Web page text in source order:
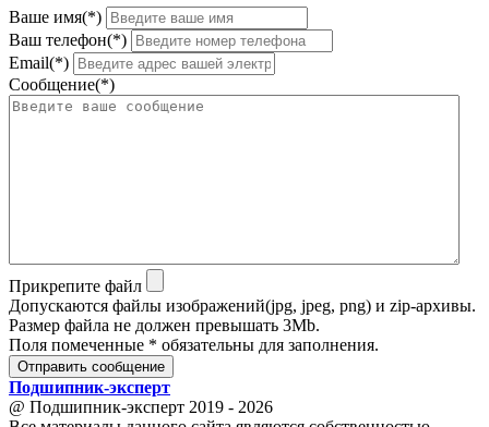
Ваше имя(*)
Ваш телефон(*)
Email(*)
Сообщение(*)
Прикрепите файл
Допускаются файлы изображений(jpg, jpeg, png) и zip-архивы.
Размер файла не должен превышать 3Mb.
Поля помеченные * обязательны для заполнения.
Отправить сообщение
Подшипник-эксперт
@ Подшипник-эксперт 2019 - 2026